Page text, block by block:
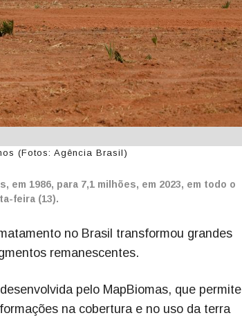
(Fotos: Agência Brasil)
1986, para 7,1 milhões, em 2023, em todo o
feira (13).
no Brasil transformou grandes
remanescentes.
pelo MapBiomas, que permite
na cobertura e no uso da terra